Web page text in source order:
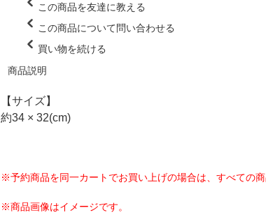
この商品を友達に教える
この商品について問い合わせる
買い物を続ける
商品説明
【サイズ】
約34 × 32(cm)
※予約商品を同一カートでお買い上げの場合は、すべての
※商品画像はイメージです。